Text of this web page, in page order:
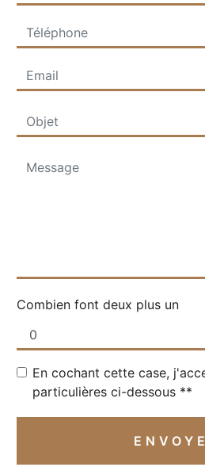
Combien font deux plus un
En cochant cette case,
particulières ci-dessous **